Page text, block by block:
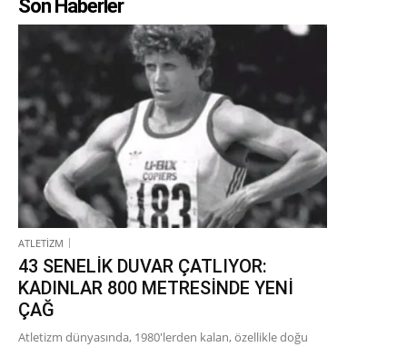
Son Haberler
ATLETİZM
43 SENELİK DUVAR ÇATLIYOR:
KADINLAR 800 METRESİNDE YENİ
ÇAĞ
Atletizm dünyasında, 1980'lerden kalan, özellikle doğu